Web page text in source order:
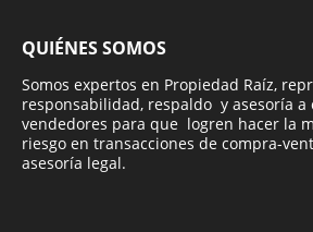
QUIÉNES SOMOS
Somos expertos en Propiedad Raíz,
responsabilidad, respaldo y asesoría a
vendedores para que logren hacer la
riesgo en transacciones de compra-
asesoría legal.